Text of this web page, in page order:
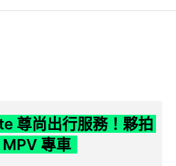
尊尚出行服務！夥拍
專車